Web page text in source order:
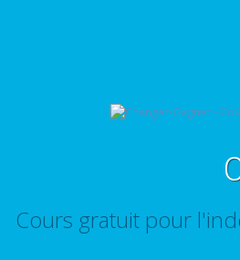
Cours gratuit pour